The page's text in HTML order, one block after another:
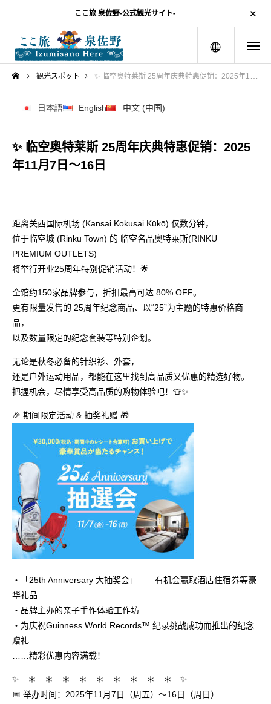
ここ旅 泉佐野-公式観光サイト-
menu
観光スポット ✨ 临空奥特莱斯 25周年庆典特惠促销：2025年11月7日～16日
日本語 English 中文 (中国)
✨ 临空奥特莱斯 25周年庆典特惠促销：2025
年11月7日～16日
距离关西国际机场 (Kansai Kokusai Kūkō) 仅数分钟，
位于临空城 (Rinku Town) 的 临空名品奥特莱斯(RINKU
PREMIUM OUTLETS)
将举行开业25周年特别促销活动！🌟
全馆约150家品牌参与，折扣最高可达 80% OFF。
更有限量发售的 25周年纪念商品、以“25”为主题的特惠价格商
品，
以及数量限定的纪念套装等特别企划。
无论是秋冬必备的针织衫、外套，
还是户外运动用品，都能在这里找到高品质又优惠的精选好物。
把握机会，尽情享受高品质的购物体验吧！👕✨
🎉 期间限定活动 & 抽奖礼赠 🎁
・「25th Anniversary 大抽奖会」——有机会赢取酒店住宿券等豪
华礼品
・品牌主办的亲子手作体验工作坊
・为庆祝Guinness World Records™ 纪录挑战成功而推出的纪念
赠礼
……精彩优惠内容满载！
✨―＊―＊―＊―＊―＊―＊―＊―＊―＊―✨
📅 举办时间：2025年11月7日（周五）～16日（周日）